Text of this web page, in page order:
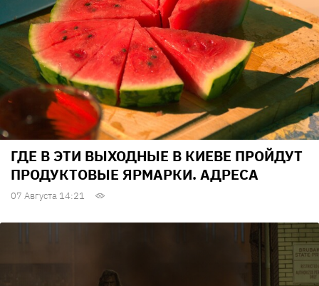
ГДЕ В ЭТИ ВЫХОДНЫЕ В КИЕВЕ ПРОЙДУТ
ПРОДУКТОВЫЕ ЯРМАРКИ. АДРЕСА
07 Августа 14:21